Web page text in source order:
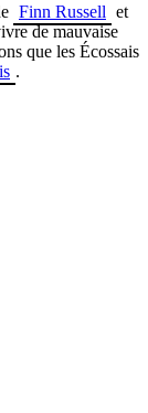
Finn Russell et
de mauvaise
que les Écossais
.